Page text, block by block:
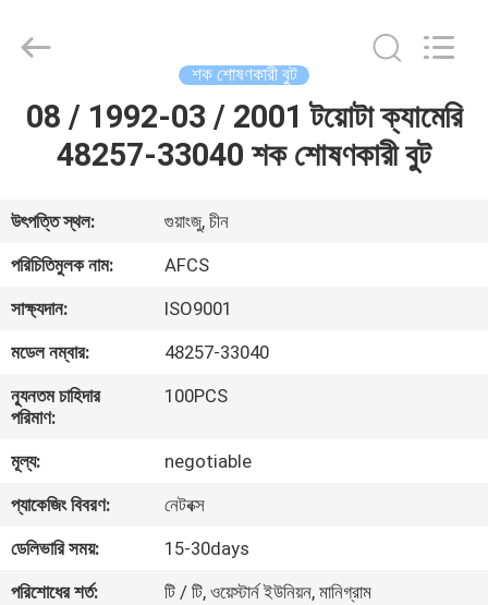
বাড়ি
ভিডিও
আমাদের
সম্পর্কে
পরিদর্শন
মান
নিয়ন্ত্রণ
PARTS
Rights
Reserved.
শক শোষণকারী বুট
08 / 1992-03 / 2001 টয়োটা ক্যামেরি
48257-33040 শক শোষণকারী বুট
উৎপত্তি স্থল:
গুয়াংজু, চীন
পরিচিতিমুলক নাম:
AFCS
সাক্ষ্যদান:
ISO9001
মডেল নম্বার:
48257-33040
ন্যূনতম চাহিদার
পরিমাণ:
100PCS
মূল্য:
negotiable
প্যাকেজিং বিবরণ:
নেটবক্স
ডেলিভারি সময়:
15-30days
পরিশোধের শর্ত:
টি / টি, ওয়েস্টার্ন ইউনিয়ন, মানিগ্রাম